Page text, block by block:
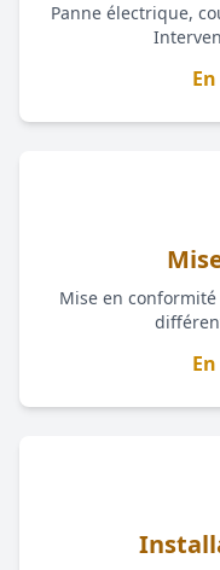
Panne électrique,
Mise en conformité